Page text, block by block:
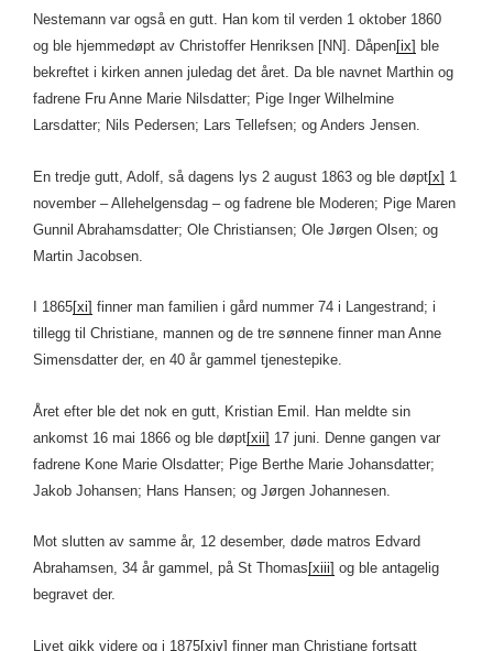
Nestemann var også en gutt. Han kom til verden 1 oktober 1860
og ble hjemmedøpt av Christoffer Henriksen [NN]. Dåpen[ix] ble
bekreftet i kirken annen juledag det året. Da ble navnet Marthin og
fadrene Fru Anne Marie Nilsdatter; Pige Inger Wilhelmine
Larsdatter; Nils Pedersen; Lars Tellefsen; og Anders Jensen.
En tredje gutt, Adolf, så dagens lys 2 august 1863 og ble døpt[x] 1
november – Allehelgensdag – og fadrene ble Moderen; Pige Maren
Gunnil Abrahamsdatter; Ole Christiansen; Ole Jørgen Olsen; og
Martin Jacobsen.
I 1865[xi] finner man familien i gård nummer 74 i Langestrand; i
tillegg til Christiane, mannen og de tre sønnene finner man Anne
Simensdatter der, en 40 år gammel tjenestepike.
Året efter ble det nok en gutt, Kristian Emil. Han meldte sin
ankomst 16 mai 1866 og ble døpt[xii] 17 juni. Denne gangen var
fadrene Kone Marie Olsdatter; Pige Berthe Marie Johansdatter;
Jakob Johansen; Hans Hansen; og Jørgen Johannesen.
Mot slutten av samme år, 12 desember, døde matros Edvard
Abrahamsen, 34 år gammel, på St Thomas [xiii] og ble antagelig
begravet der.
Livet gikk videre og i 1875[xiv] finner man Christiane fortsatt